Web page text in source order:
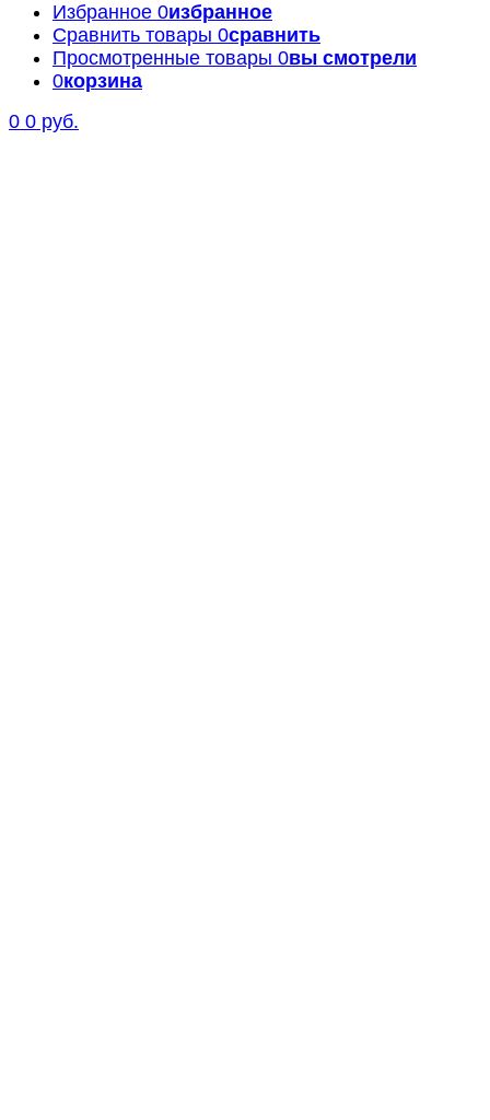
Избранное 0избранное
Сравнить товары 0сравнить
Просмотренные товары 0вы смотрели
0корзина
0 0 руб.